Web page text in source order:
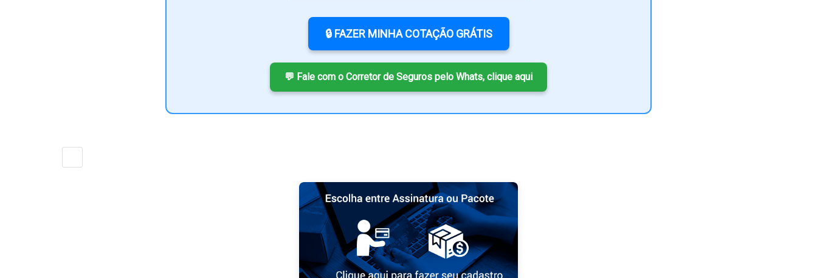
🔒 FAZER MINHA COTAÇÃO GRÁTIS
💬 Fale com o Corretor de Seguros pelo Whats, clique aqui